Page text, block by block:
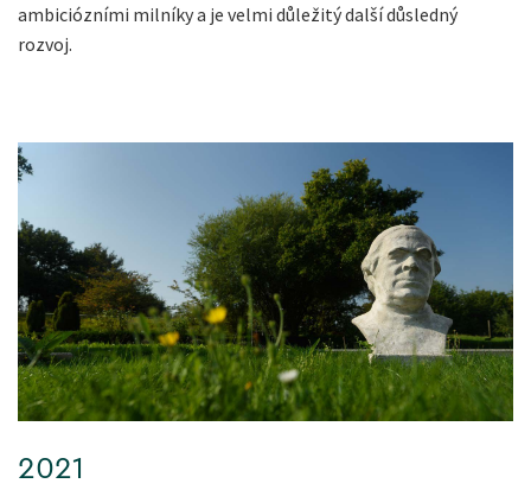
ambiciózními milníky a je velmi důležitý další důsledný
rozvoj.
2021